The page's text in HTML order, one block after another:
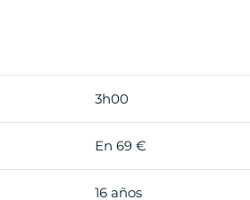
antiguo de Lyon. Conoce a tu
Segway. Una vez que hayas
a la plaza Bellecour y luego a las
del Ródano. Visite este
hectáreas de naturaleza en pleno
3h00
En 69 €
16 años